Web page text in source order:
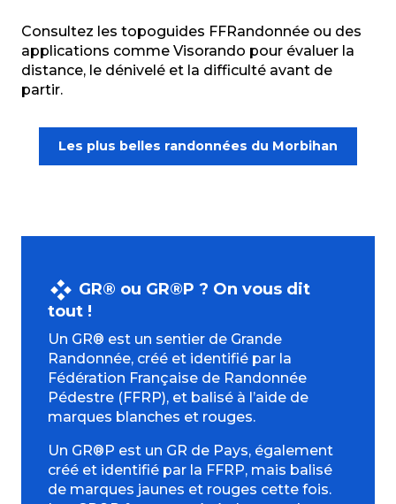
Consultez les topoguides FFRandonnée ou des
applications comme Visorando pour évaluer la
distance, le dénivelé et la difficulté avant de
partir.
Les plus belles randonnées du Morbihan
GR® ou GR®P ? On vous dit
tout !
Un GR® est un sentier de Grande
Randonnée, créé et identifié par la
Fédération Française de Randonnée
Pédestre (FFRP), et balisé à l’aide de
marques blanches et rouges.
Un GR®P est un GR de Pays, également
créé et identifié par la FFRP, mais balisé
de marques jaunes et rouges cette fois.